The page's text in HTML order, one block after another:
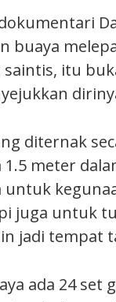
buaya
itu
diternak
meter
untuk
juga untuk
jadi tempat
ada 24